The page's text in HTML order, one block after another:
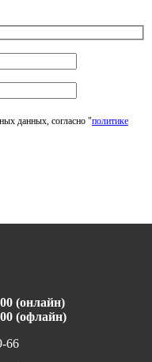
данных, согласно "политике
(онлайн)
(офлайн)
66